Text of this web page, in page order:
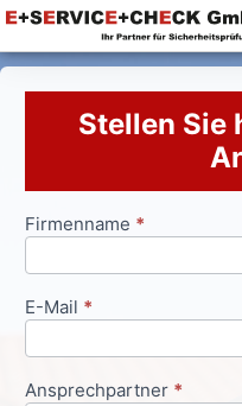
Stellen Sie
Anfrageformular
Firmenname *
E-Mail *
Ansprechpartner *